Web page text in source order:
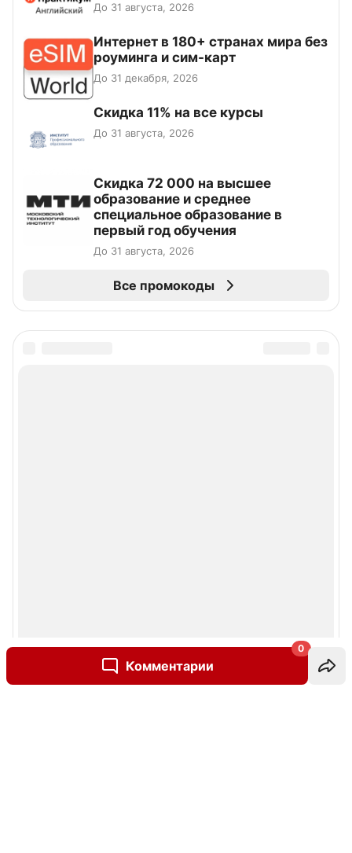
Комментарии
0
До 31 августа, 2026
Интернет в 180+ странах мира без
роуминга и сим-карт
До 31 декабря, 2026
Скидка 11% на все курсы
До 31 августа, 2026
Скидка 72 000 на высшее
образование и среднее
специальное образование в
первый год обучения
До 31 августа, 2026
Все промокоды